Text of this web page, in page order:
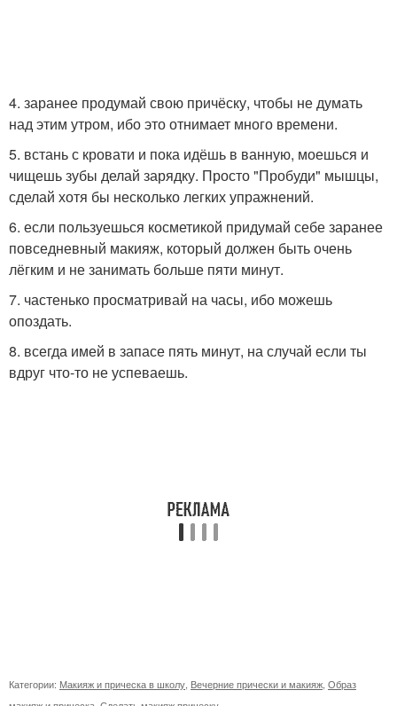
4. заранее продумай свою причёску, чтобы не думать
над этим утром, ибо это отнимает много времени.
5. встань с кровати и пока идёшь в ванную, моешься и
чищешь зубы делай зарядку. Просто "Пробуди" мышцы,
сделай хотя бы несколько легких упражнений.
6. если пользуешься косметикой придумай себе заранее
повседневный макияж, который должен быть очень
лёгким и не занимать больше пяти минут.
7. частенько просматривай на часы, ибо можешь
опоздать.
8. всегда имей в запасе пять минут, на случай если ты
вдруг что-то не успеваешь.
Категории: Макияж и прическа в школу Вечерние прически и макияж Образ